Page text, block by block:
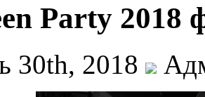
Party 2018
30th, 2018